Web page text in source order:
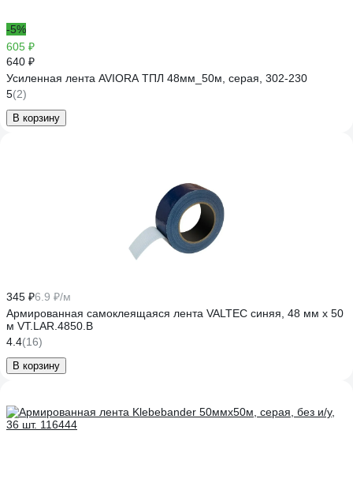
-5%
605 ₽
640 ₽
Усиленная лента AVIORA ТПЛ 48мм_50м, серая, 302-230
5(2)
В корзину
345 ₽6.9 ₽/м
Армированная самоклеящаяся лента VALTEC синяя, 48 мм х 50
м VT.LAR.4850.B
4.4(16)
В корзину